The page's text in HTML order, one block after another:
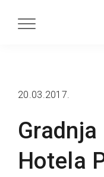
Gradnja
Hotela
20.03.2017.